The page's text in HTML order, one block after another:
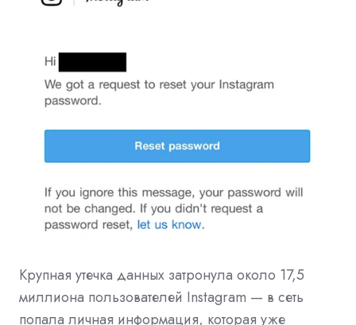
Крупная утечка данных затронула около 17,5
миллиона пользователей Instagram — в сеть
попала личная информация, которая уже